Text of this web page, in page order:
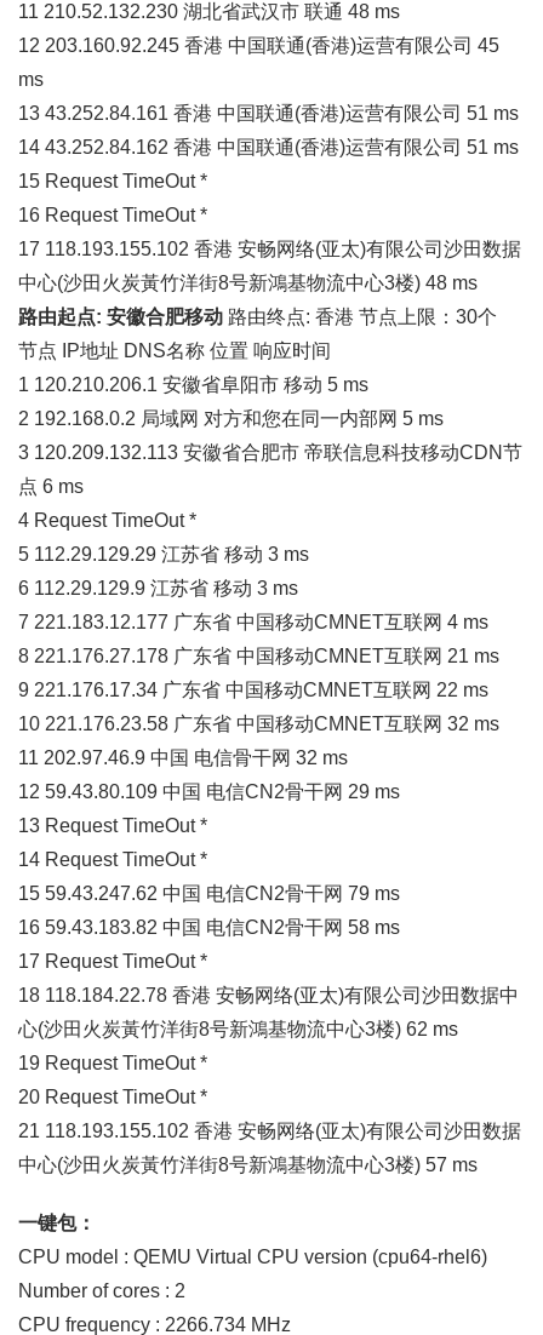
11 210.52.132.230 湖北省武汉市 联通 48 ms
12 203.160.92.245 香港 中国联通(香港)运营有限公司 45
ms
13 43.252.84.161 香港 中国联通(香港)运营有限公司 51 ms
14 43.252.84.162 香港 中国联通(香港)运营有限公司 51 ms
15 Request TimeOut *
16 Request TimeOut *
17 118.193.155.102 香港 安畅网络(亚太)有限公司沙田数据
中心(沙田火炭黃竹洋街8号新鴻基物流中心3楼) 48 ms
路由起点: 安徽合肥移动 路由终点: 香港 节点上限：30个
节点 IP地址 DNS名称 位置 响应时间
1 120.210.206.1 安徽省阜阳市 移动 5 ms
2 192.168.0.2 局域网 对方和您在同一内部网 5 ms
3 120.209.132.113 安徽省合肥市 帝联信息科技移动CDN节
点 6 ms
4 Request TimeOut *
5 112.29.129.29 江苏省 移动 3 ms
6 112.29.129.9 江苏省 移动 3 ms
7 221.183.12.177 广东省 中国移动CMNET互联网 4 ms
8 221.176.27.178 广东省 中国移动CMNET互联网 21 ms
9 221.176.17.34 广东省 中国移动CMNET互联网 22 ms
10 221.176.23.58 广东省 中国移动CMNET互联网 32 ms
11 202.97.46.9 中国 电信骨干网 32 ms
12 59.43.80.109 中国 电信CN2骨干网 29 ms
13 Request TimeOut *
14 Request TimeOut *
15 59.43.247.62 中国 电信CN2骨干网 79 ms
16 59.43.183.82 中国 电信CN2骨干网 58 ms
17 Request TimeOut *
18 118.184.22.78 香港 安畅网络(亚太)有限公司沙田数据中
心(沙田火炭黃竹洋街8号新鴻基物流中心3楼) 62 ms
19 Request TimeOut *
20 Request TimeOut *
21 118.193.155.102 香港 安畅网络(亚太)有限公司沙田数据
中心(沙田火炭黃竹洋街8号新鴻基物流中心3楼) 57 ms
一键包：
CPU model : QEMU Virtual CPU version (cpu64-rhel6)
Number of cores : 2
CPU frequency : 2266.734 MHz